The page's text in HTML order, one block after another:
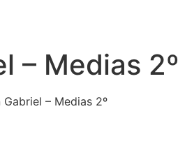
– Medias 2º
Gabriel – Medias 2º